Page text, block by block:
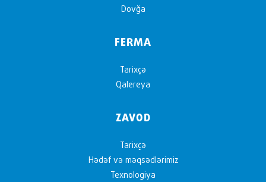
Dovğa
FERMA
Tarixçə
Qalereya
ZAVOD
Tarixçə
Hədəf və məqsədlərimiz
Texnologiya